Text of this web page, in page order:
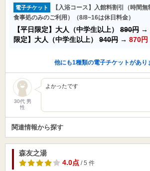
電子チケット
【入浴コース】入館料割引（時間
食事処のみのご利用）（8/8~16は休日料金）
【平日限定】大人（中学生以上） 890円 →
限定】大人（中学生以上） 940円 → 870円
他にも1種類の電子チケットがあり
30代 男
性
よかったです
関連情報から探す
森友之湯
4.0点/ 5 件